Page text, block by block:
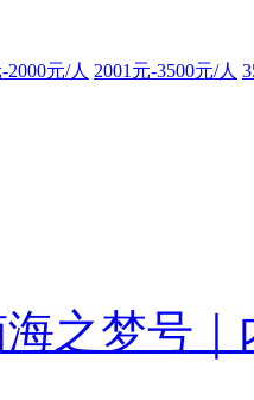
2000元/人 2001元-3500元/人
之梦号